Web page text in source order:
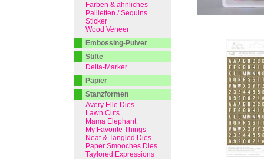
Farben & ähnliches
Pailletten / Sequins
Sticker
Wood Veneer
Embossing-Pulver
Stifte
Delta-Marker
Papier
Stanzformen
Avery Elle Dies
Lawn Cuts
Mama Elephant
My Favorite Things
Neat & Tangled Dies
Paper Smooches Dies
Taylored Expressions